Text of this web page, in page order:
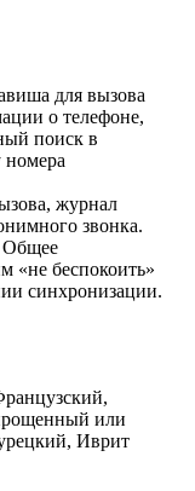
для вызова
о телефоне,
поиск в
журнал
звонка.
Общее
«не беспокоить»
синхронизации.
или
Иврит